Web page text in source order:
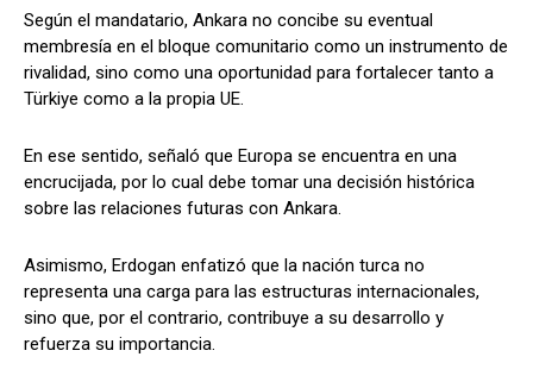
Según el mandatario, Ankara no concibe su eventual
membresía en el bloque comunitario como un instrumento de
rivalidad, sino como una oportunidad para fortalecer tanto a
Türkiye como a la propia UE.
En ese sentido, señaló que Europa se encuentra en una
encrucijada, por lo cual debe tomar una decisión histórica
sobre las relaciones futuras con Ankara.
Asimismo, Erdogan enfatizó que la nación turca no
representa una carga para las estructuras internacionales,
sino que, por el contrario, contribuye a su desarrollo y
refuerza su importancia.